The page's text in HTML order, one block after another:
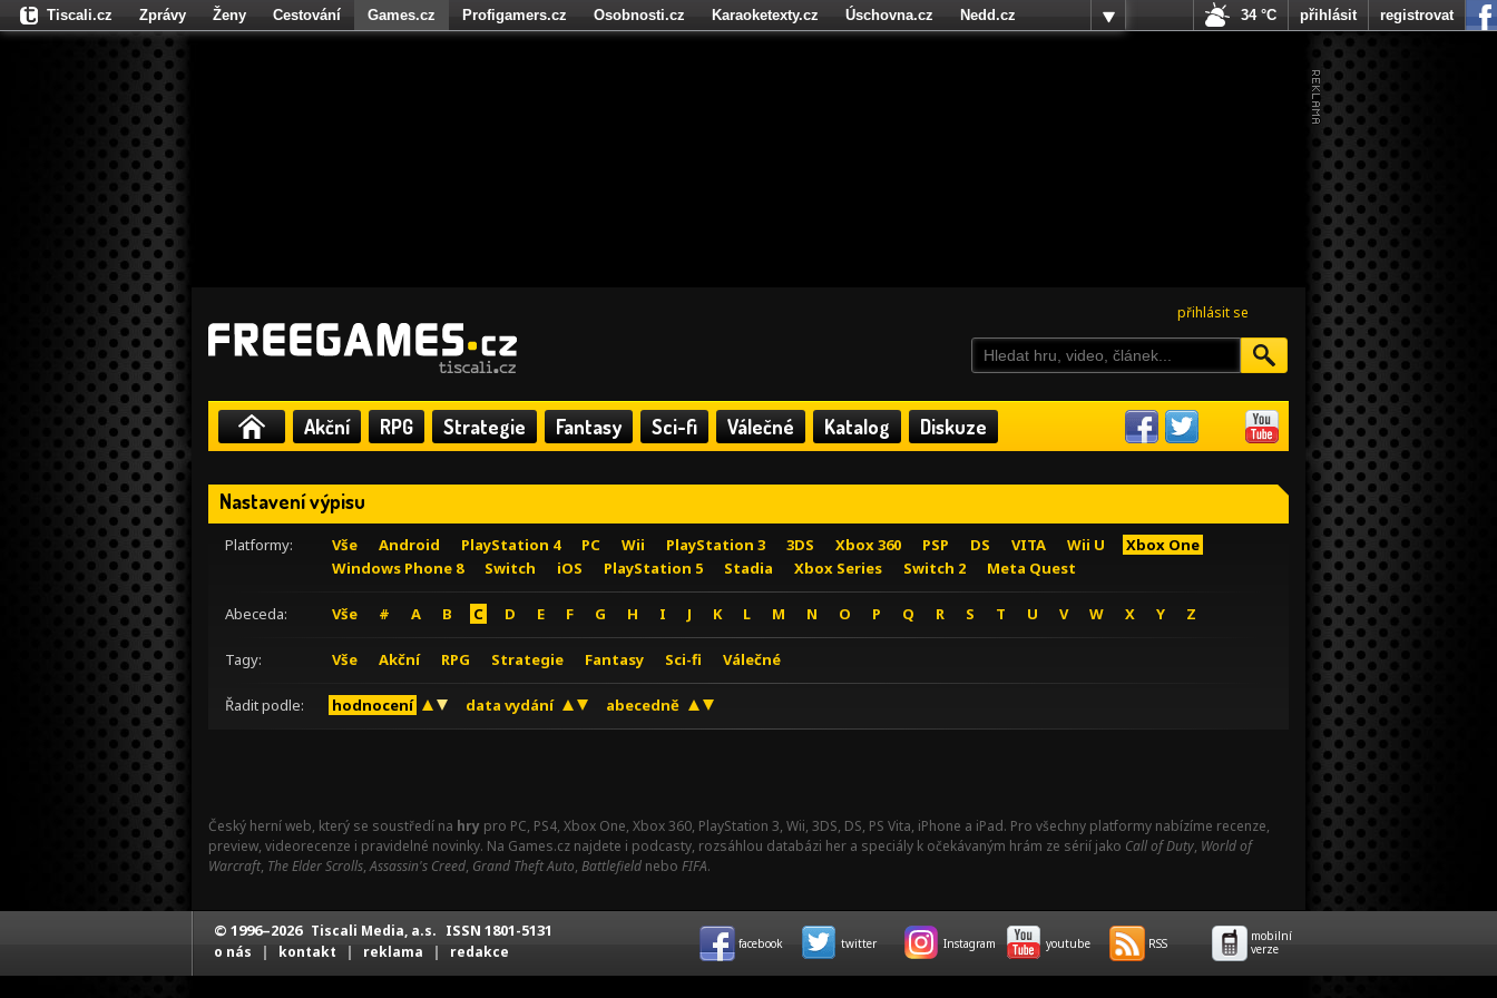
přihlásit se
Akční RPG Strategie Fantasy Sci-fi Válečné Katalog Diskuze
Nastavení výpisu
Platformy: Vše Android PlayStation 4 PC Wii PlayStation 3 3DS Xbox 360 PSP DS VITA Wii U
Xbox One
Windows Phone 8
Switch iOS PlayStation 5 Stadia Xbox Series Switch 2 Meta Quest
Abeceda: Vše # A B C D E F G H I J K L M N O P Q R S T U V W X Y Z
Tagy: Vše Akční RPG Strategie Fantasy Sci-fi Válečné
Řadit podle: hodnocení data vydání abecedně
Český herní web, který se soustředí na hry pro PC, PS4, Xbox One, Xbox 360, PlayStation 3, Wii, 3DS, DS, PS Vita, iPhone a iPad. Pro všechny platformy nabízíme recenze,
preview, videorecenze i pravidelné novinky. Na Games.cz najdete i podcasty, rozsáhlou databázi her a speciály k očekávaným hrám ze sérií jako Call of Duty, World of
Warcraft, The Elder Scrolls,Assassin's Creed, Grand Theft Auto, Battlefield nebo FIFA.
Tiscali.cz Zprávy Ženy Cestování Games.cz Profigamers.cz Osobnosti.cz Karaoketexty.cz Úschovna.cz
Nedd.cz
Fights.cz
34 °C přihlásit registrovat
© 1996–2026 Tiscali Media, a.s. ISSN 1801-5131
o nás | kontakt | reklama | redakce facebook twitter Instagram youtube RSS
mobilní
verze